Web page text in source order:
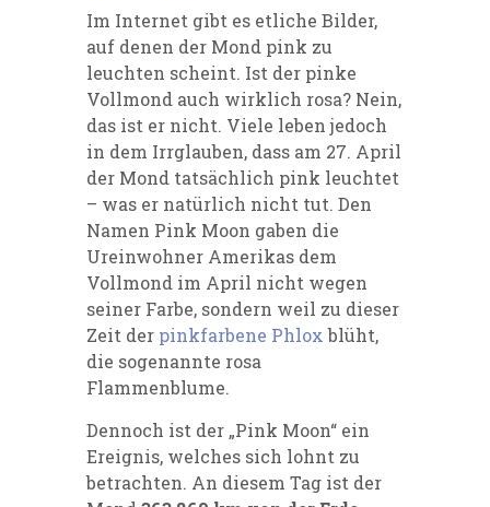
Im Internet gibt es etliche Bilder,
auf denen der Mond pink zu
leuchten scheint. Ist der pinke
Vollmond auch wirklich rosa? Nein,
das ist er nicht. Viele leben jedoch
in dem Irrglauben, dass am 27. April
der Mond tatsächlich pink leuchtet
– was er natürlich nicht tut. Den
Namen Pink Moon gaben die
Ureinwohner Amerikas dem
Vollmond im April nicht wegen
seiner Farbe, sondern weil zu dieser
Zeit der pinkfarbene Phlox blüht,
die sogenannte rosa
Flammenblume.
Dennoch ist der „Pink Moon“ ein
Ereignis, welches sich lohnt zu
betrachten. An diesem Tag ist der